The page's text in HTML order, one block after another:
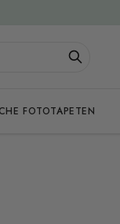
FOTOTAPETEN